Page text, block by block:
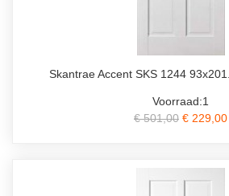
Skantrae Accent SKS 1244
Voorraad:1
€ 501,00 € 229,00